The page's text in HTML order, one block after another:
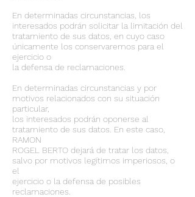
En determinadas circunstancias, los
interesados podrán solicitar la limitación del
tratamiento de sus datos, en cuyo caso
únicamente los conservaremos para el
ejercicio o
la defensa de reclamaciones.
En determinadas circunstancias y por
motivos relacionados con su situación
particular,
los interesados podrán oponerse al
tratamiento de sus datos. En este caso,
RAMON
ROGEL BERTO dejará de tratar los datos,
salvo por motivos legítimos imperiosos, o
el
ejercicio o la defensa de posibles
reclamaciones.